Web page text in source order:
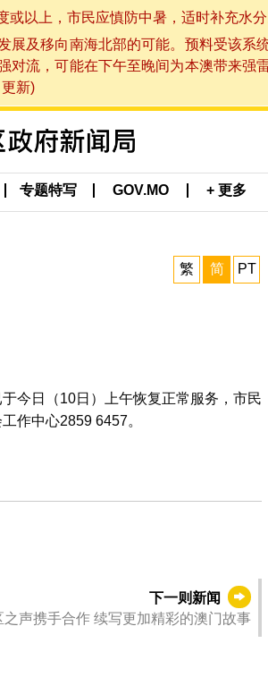
以上，市民应慎防中暑，适时补充水
及移向南海北部的可能。预料受该系
流，可能在下午至晚间为本澳带来强
新)
专题特写 GOV.MO + 更多
繁 简 PT
今日（10日）上午恢复正常服务，市民
作中心2859 6457。
下一则新闻
声携手合作 续写更加精彩的澳门故事